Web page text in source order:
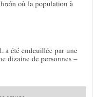
où la population à
a été endeuillée par une
dizaine de personnes –